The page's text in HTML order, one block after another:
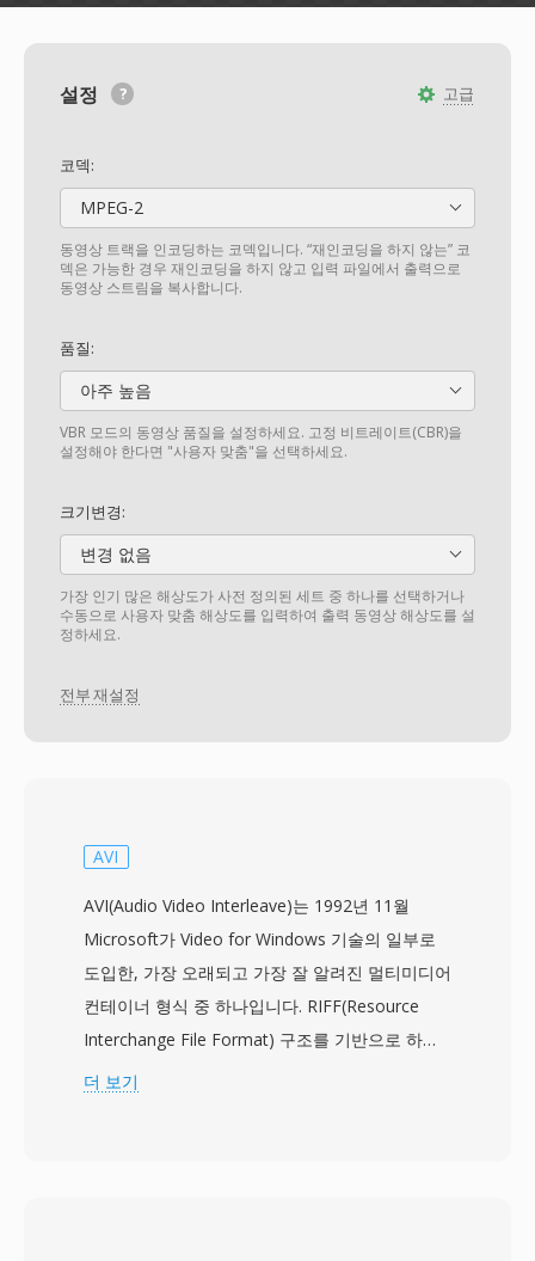
고급
설정
코덱:
MPEG-2
동영상 트랙을 인코딩하는 코덱입니다. “재인코딩을 하지 않는” 코
덱은 가능한 경우 재인코딩을 하지 않고 입력 파일에서 출력으로
동영상 스트림을 복사합니다.
품질:
아주 높음
VBR 모드의 동영상 품질을 설정하세요. 고정 비트레이트(CBR)을
설정해야 한다면 "사용자 맞춤"을 선택하세요.
크기변경:
변경 없음
가장 인기 많은 해상도가 사전 정의된 세트 중 하나를 선택하거나
수동으로 사용자 맞춤 해상도를 입력하여 출력 동영상 해상도를 설
정하세요.
전부 재설정
AVI
AVI(Audio Video Interleave)는 1992년 11월
Microsoft가 Video for Windows 기술의 일부로
도입한, 가장 오래되고 가장 잘 알려진 멀티미디어
컨테이너 형식 중 하나입니다. RIFF(Resource
Interchange File Format) 구조를 기반으로 하며,
오디오와 비디오 데이터를 교대 청크로 인터리빙
더 보기